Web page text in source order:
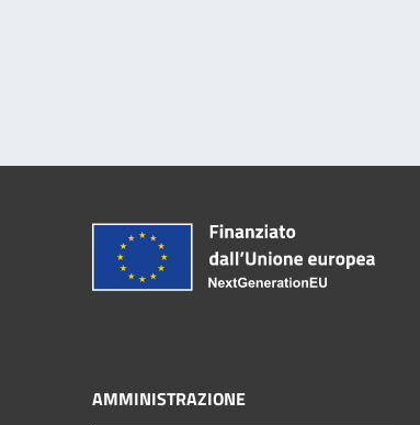
AMMINISTRAZIONE